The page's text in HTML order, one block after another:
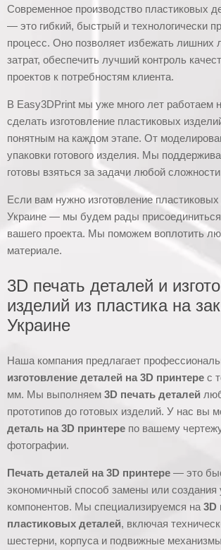
Современное производство пластиковых
— это гибкий, быстрый и технологически
процесс. Оно позволяет избежать лишних
затрат, обеспечить лучший контроль
проектов к потребностям клиента.
В Easy3DPrint мы уже много лет работаем
сделать изготовление пластиковых
понятным на каждом этапе. От
упаковки готового изделия. Мы
готовы взяться за задачи любой
Если вам нужно изготовление
Украине — мы будем рады присоединиться
вашего проекта. Мы поможем воплотить
материале.
3D печать деталей и
изделий из пластика на
Украине
Наша компания предлагает
изготовление деталей на 3D принтере с
мм. Мы выполняем 3D печать деталей
прототипов до готовых изделий. У нас вы
деталь на 3D принтере по вашему
фотографии.
Печать деталей на 3D принтере — это
экономичный способ замены или создания
компонентов. Мы специализируемся на 3D
пластиковых деталей, включая
шестерни, корпуса и подвижные